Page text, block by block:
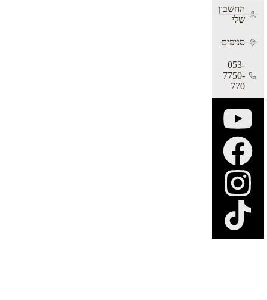
החשבון
שלי
סניפים
053-
7750-
770